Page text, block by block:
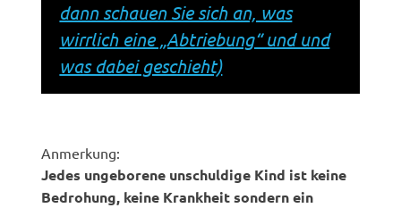
dann schauen Sie sich an, was
wirrlich eine „Abtriebung“ und und
was dabei geschieht)
Anmerkung:
Jedes ungeborene unschuldige Kind ist keine
Bedrohung, keine Krankheit sondern ein